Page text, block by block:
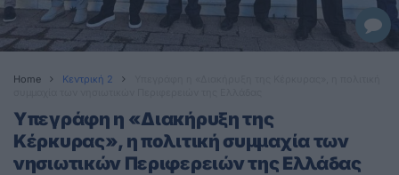
Home Κεντρική 2
Υπεγράφη η «Διακήρυξη της
Κέρκυρας», η πολιτική συμμαχία των
νησιωτικών Περιφερειών της Ελλάδας